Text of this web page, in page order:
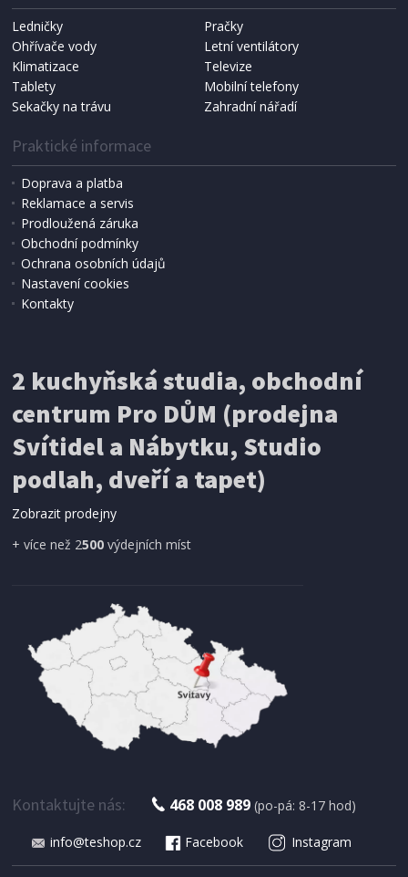
NÁHRADNÍ SÁČKY DO VYSAVAČE
Koma KRA-SB02S (Multi Bag, S-BAG SMS)
199 Kč Přidat do košíku
SÍŤ PROTI HMYZU
ProGarden KO-CY5910600 Síť proti hmyzu do
dveří magnetická 210 x 100 cm
179 Kč
SUŠIČKA OVOCE S ČASOVAČEM
Ledničky
Pračky
Ohřívače vody
Letní ventilátory
Klimatizace
Televize
Tablety
Mobilní telefony
Sekačky na trávu
Zahradní nářadí
Praktické informace
Doprava a platba
Reklamace a servis
Prodloužená záruka
Obchodní podmínky
Ochrana osobních údajů
Nastavení cookies
Kontakty
2 kuchyňská studia, obchodní
centrum Pro DŮM (prodejna
Svítidel a Nábytku, Studio
podlah, dveří a tapet)
Zobrazit prodejny
+ více než 2500 výdejních míst
Kontaktujte nás: 468 008 989 (po-pá: 8-17 hod)
info@teshop.cz Facebook Instagram